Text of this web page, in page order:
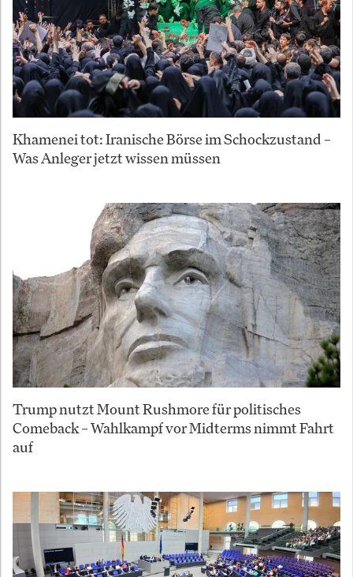
Khamenei tot: Iranische Börse im Schockzustand –
Was Anleger jetzt wissen müssen
Trump nutzt Mount Rushmore für politisches
Comeback – Wahlkampf vor Midterms nimmt Fahrt
auf